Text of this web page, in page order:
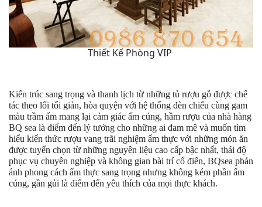
Thiết Kế Phòng VIP
Kiến trúc sang trọng và thanh lịch từ những tủ rượu gỗ được chế
tác theo lối tối giản, hòa quyện với hệ thống đèn chiếu cùng gam
màu trầm ấm mang lại cảm giác ấm cúng, hầm rượu của nhà hàng
BQ sea là điểm đến lý tưởng cho những ai đam mê và muốn tìm
hiểu kiến thức rượu vang trãi nghiệm ẩm thực với những món ăn
được tuyển chọn từ những nguyên liệu cao cấp bậc nhất, thái độ
phục vụ chuyên nghiệp và không gian bài trí cổ điển, BQsea phản
ánh phong cách ẩm thực sang trọng nhưng không kém phần ấm
cúng, gần gủi là điểm đến yêu thích của mọi thực khách.